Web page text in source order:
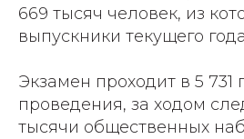
669 тысяч человек, из
выпускники текущего
Экзамен проходит в 5 731
проведения, за ходом
тысячи общественных